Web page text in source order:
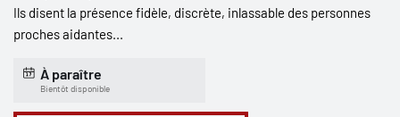
Ils disent la présence fidèle, discrète, inlassable des personnes
proches aidantes...
À paraître
Bientôt disponible